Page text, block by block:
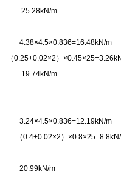
m
m
0.25+0.02×2）
m
m
0.4+0.02×2）
m